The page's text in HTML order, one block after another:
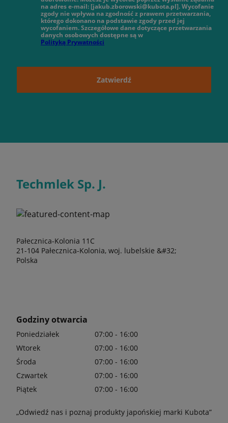
na adres e-mail: [jakub.zborowski@kubota.pl]. Wycofanie
zgody nie wpływa na zgodność z prawem przetwarzania,
którego dokonano na podstawie zgody przed jej
wycofaniem. Szczegółowe dane dotyczące przetwarzania
danych osobowych dostępne są w
Polityką Prywatności
Zatwierdź
Techmlek Sp. J.
Pałecznica-Kolonia 11C
21-104 Pałecznica-Kolonia, woj. lubelskie &#32;
Polska
Godziny otwarcia
Poniedziałek
07:00 - 16:00
Wtorek
07:00 - 16:00
Środa
07:00 - 16:00
Czwartek
07:00 - 16:00
Piątek
07:00 - 16:00
„Odwiedź nas i poznaj produkty japońskiej marki Kubota”